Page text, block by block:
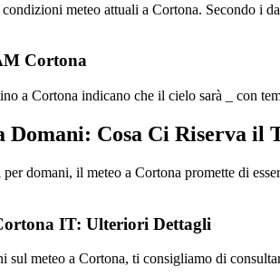
meteo attuali a Cortona. Secondo i
Cortona
a Cortona indicano che il cielo sarà _ con
Domani: Cosa Ci Riserva il
per domani, il meteo a Cortona promette di
IT: Ulteriori Dettagli
sul meteo a Cortona, ti consigliamo di